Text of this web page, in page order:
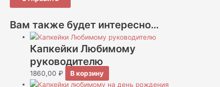
Вам также будет интересно…
Капкейки Любимому
руководителю
1860,00₽ В корзину